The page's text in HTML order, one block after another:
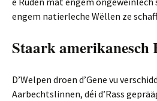
engem natierleche Wëllen ze
Staark
D’Welpen droen d’Gene vu
Aarbechtslinnen, déi d’Rass